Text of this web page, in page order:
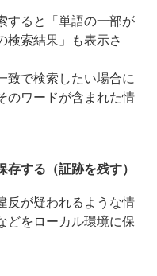
すると「単語の一部が
検索結果」も表示さ
致で検索したい場合に
のワードが含まれた情
する（証跡を残す）
反が疑われるような情
どをローカル環境に保